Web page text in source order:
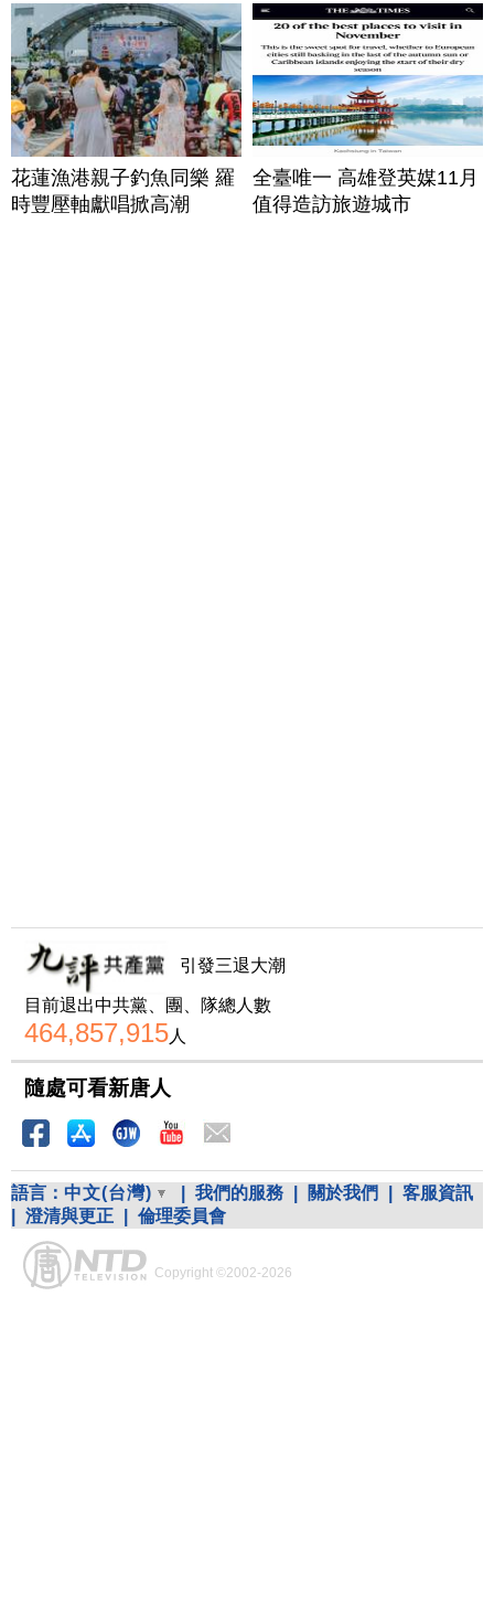
花蓮漁港親子釣魚同樂 羅
時豐壓軸獻唱掀高潮
全臺唯一 高雄登英媒11月
值得造訪旅遊城市
引發三退大潮
目前退出中共黨、團、隊總人數
464,857,915人
隨處可看新唐人
語言： 中文(台灣) 我們的服務 關於我們
客服資訊
澄清與更正 倫理委員會
Copyright ©2002-2026